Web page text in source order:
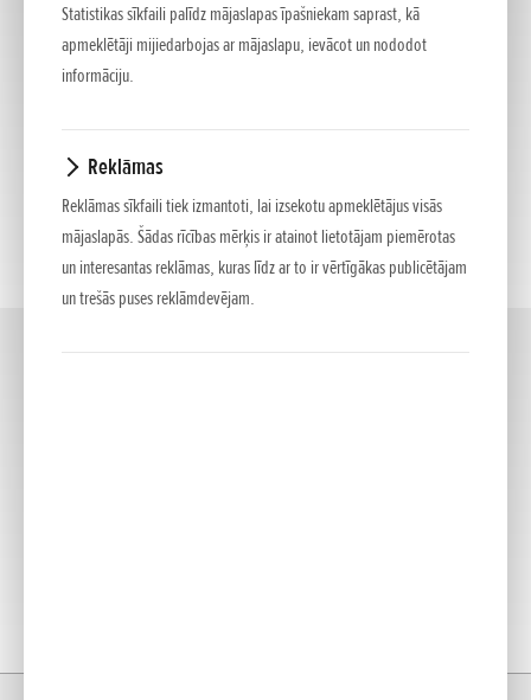
Statistikas sīkfaili palīdz mājaslapas īpašniekam saprast, kā
apmeklētāji mijiedarbojas ar mājaslapu, ievācot un nododot
informāciju.
Reklāmas
Reklāmas sīkfaili tiek izmantoti, lai izsekotu apmeklētājus visās
mājaslapās. Šādas rīcības mērķis ir atainot lietotājam piemērotas
un interesantas reklāmas, kuras līdz ar to ir vērtīgākas publicētājam
un trešās puses reklāmdevējam.
Adventure (8)
EV